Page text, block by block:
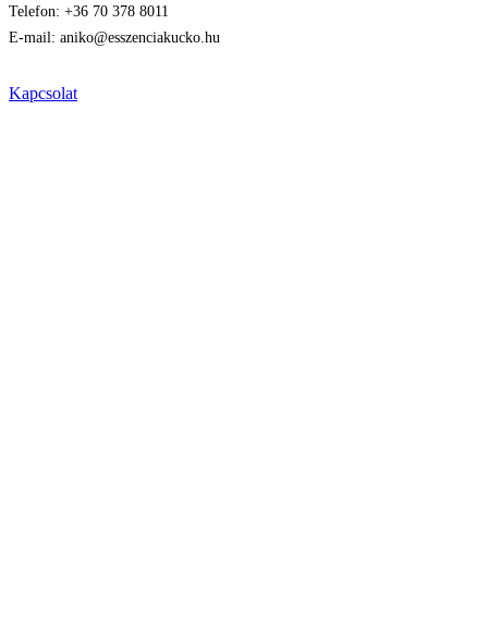
Telefon: +36 70 378 8011
E-mail: aniko@esszenciakucko.hu
Kapcsolat